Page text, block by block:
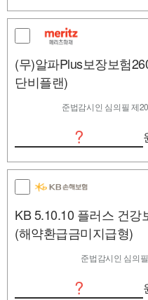
(무)알파Plus보장보험
단비플랜)
준법감시인 심의필 제
?
KB 5.10.10 플러스 건
(해약환급금미지급형)
준법감시인 심의
?